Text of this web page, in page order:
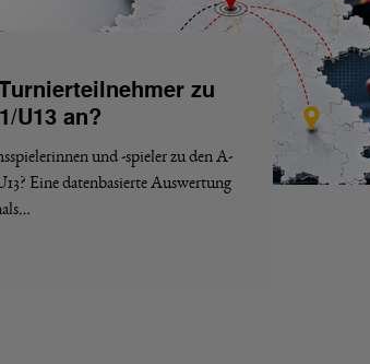
zu
U13 an?
und -spieler zu den A-
Eine datenbasierte Auswertung